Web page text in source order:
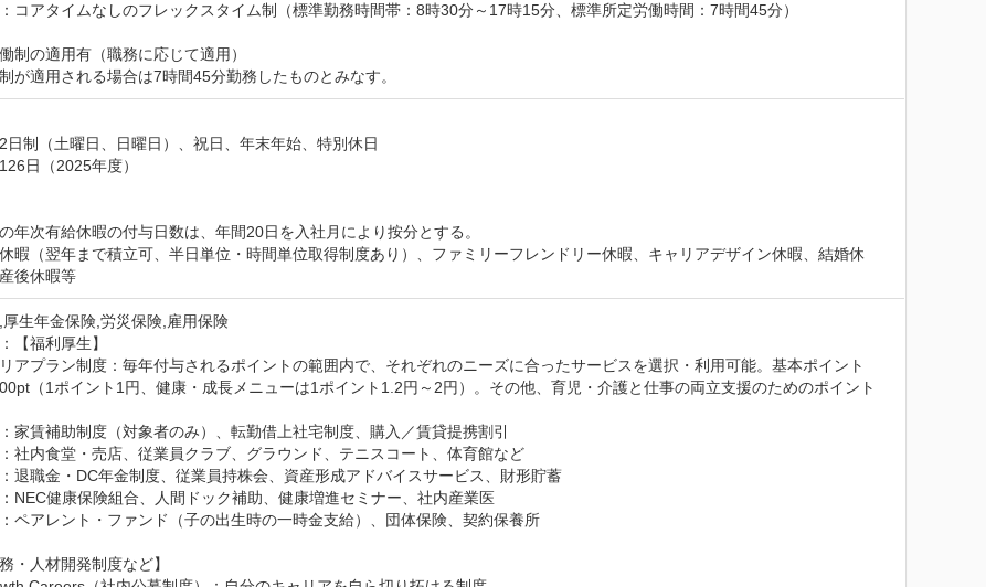
コアタイムなしのフレックスタイム制（標準勤務時間帯：8時30分～17時15分、標準所定労働時間：7時間45分）
制の適用有（職務に応じて適用）
が適用される場合は7時間45分勤務したものとみなす。
日制（土曜日、日曜日）、祝日、年末年始、特別休日
日（2025年度）
年次有給休暇の付与日数は、年間20日を入社月により按分とする。
暇（翌年まで積立可、半日単位・時間単位取得制度あり）、ファミリーフレンドリー休暇、キャリアデザイン休暇、結婚休
後休暇等
生年金保険,労災保険,雇用保険
【福利厚生】
アプラン制度：毎年付与されるポイントの範囲内で、それぞれのニーズに合ったサービスを選択・利用可能。基本ポイント
（1ポイント1円、健康・成長メニューは1ポイント1.2円～2円）。その他、育児・介護と仕事の両立支援のためのポイント
家賃補助制度（対象者のみ）、転勤借上社宅制度、購入／賃貸提携割引
社内食堂・売店、従業員クラブ、グラウンド、テニスコート、体育館など
退職金・DC年金制度、従業員持株会、資産形成アドバイスサービス、財形貯蓄
NEC健康保険組合、人間ドック補助、健康増進セミナー、社内産業医
ペアレント・ファンド（子の出生時の一時金支給）、団体保険、契約保養所
・人材開発制度など】